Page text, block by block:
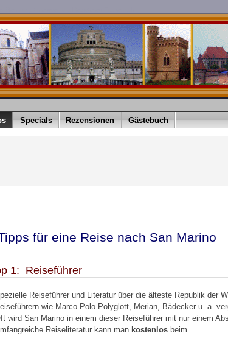
Specials Rezensionen Gästebuch
für eine Reise nach San Marino
1: Reiseführer
Reiseführer und Literatur über die älteste Republik der
wie Marco Polo Polyglott, Merian, Bädecker u. a.
wird San Marino in einem dieser Reiseführer mit nur einem
Reiseliteratur kann man kostenlosbeim